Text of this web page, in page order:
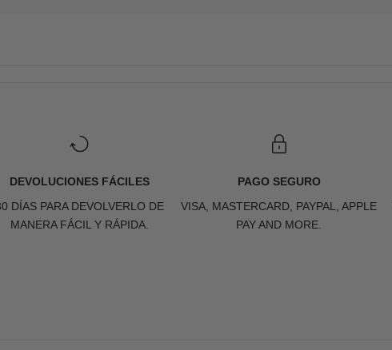
DEVOLUCIONES FÁCILES
DÍAS PARA DEVOLVERLO DE
MANERA FÁCIL Y RÁPIDA.
PAGO SEGURO
VISA, MASTERCARD, PAYPAL, APPLE
PAY AND MORE.